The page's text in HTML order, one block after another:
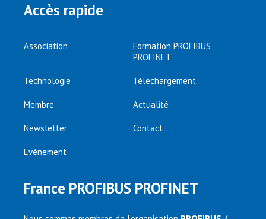
Accès rapide
Association
Formation PROFIBUS
PROFINET
Technologie Téléchargement
Membre Actualité
Newsletter Contact
Evénement
France PROFIBUS PROFINET